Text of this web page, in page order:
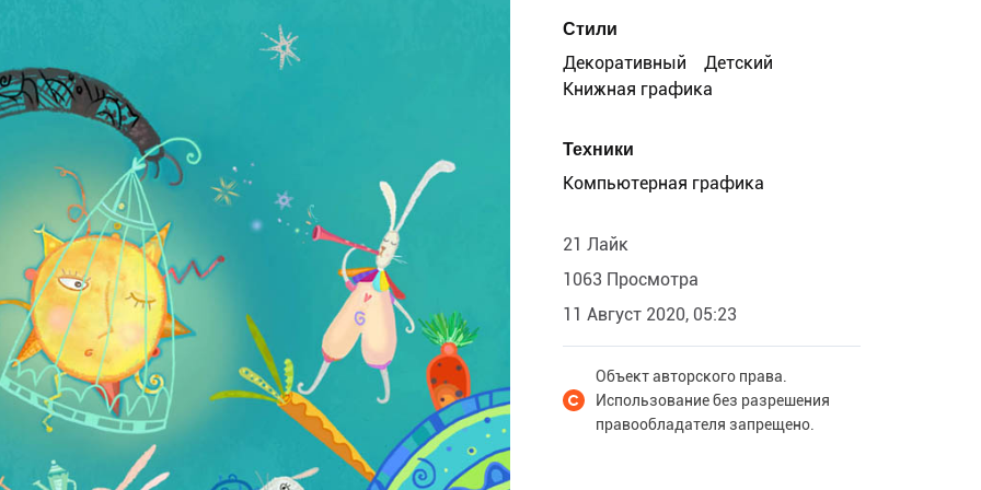
Стили
Декоративный
Детский
Книжная графика
Техники
Компьютерная графика
21 Лайк
1063 Просмотра
11 Август 2020, 05:23
Объект авторского права.
Использование без разрешения
правообладателя запрещено.